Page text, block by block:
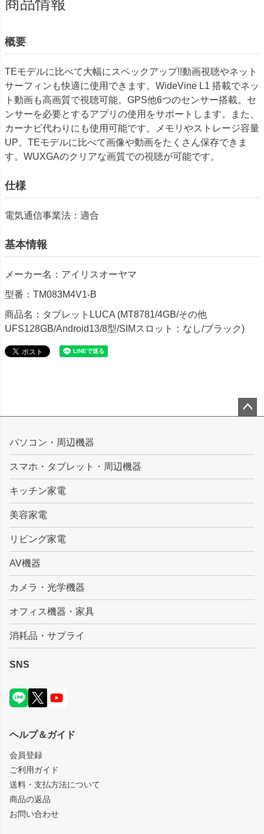
概要
TEモデルに比べて大幅にスペックアップ!!動画視聴やネット
サーフィンも快適に使用できます。WideVine L1 搭載でネッ
ト動画も高画質で視聴可能。GPS他6つのセンサー搭載。セ
ンサーを必要とするアプリの使用をサポートします。また、
カーナビ代わりにも使用可能です。メモリやストレージ容量
UP。TEモデルに比べて画像や動画をたくさん保存できま
す。WUXGAのクリアな画質での視聴が可能です。
仕様
電気通信事業法：適合
基本情報
メーカー名：アイリスオーヤマ
型番：TM083M4V1-B
商品名：タブレットLUCA (MT8781/4GB/その他
UFS128GB/Android13/8型/SIMスロット：なし/ブラック)
ップ
パソコン・周辺機器
スマホ・タブレット・周辺機器
キッチン家電
美容家電
リビング家電
AV機器
カメラ・光学機器
オフィス機器・家具
消耗品・サプライ
SNS
ヘルプ＆ガイド
会員登録
ご利用ガイド
送料・支払方法について
商品の返品
お問い合わせ